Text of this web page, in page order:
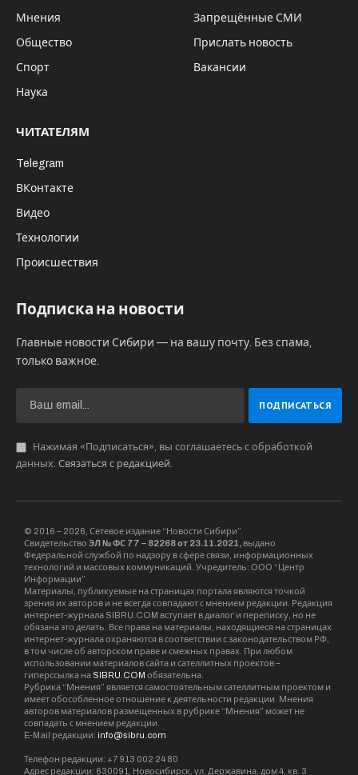
Мнения
Общество
Спорт
Наука
Запрещённые СМИ
Прислать новость
Вакансии
ЧИТАТЕЛЯМ
Telegram
ВКонтакте
Видео
Технологии
Происшествия
Подписка на новости
Главные новости Сибири — на вашу почту. Без спама,
только важное.
Нажимая «Подписаться», вы соглашаетесь с обработкой
данных. Связаться с редакцией
© 2016 – 2026, Сетевое издание “Новости Сибири”.
Свидетельство ЭЛ № ФС 77 – 82268 от 23.11.2021, выдано
Федеральной службой по надзору в сфере связи, информационных
технологий и массовых коммуникаций. Учредитель: ООО “Центр
Информации”
Материалы, публикуемые на страницах портала являются точкой
зрения их авторов и не всегда совпадают с мнением редакции. Редакция
интернет-журнала SIBRU.COM вступает в диалог и переписку, но не
обязана это делать. Все права на материалы, находящиеся на страницах
интернет-журнала охраняются в соответствии с законодательством РФ,
в том числе об авторском праве и смежных правах. При любом
использовании материалов сайта и сателлитных проектов –
гиперссылка на SIBRU.COM обязательна.
Рубрика “Мнения” является самостоятельным сателлитным проектом и
имеет обособленное отношение к деятельности редакции. Мнения
авторов материалов размещенных в рубрике “Мнения” может не
совпадать с мнением редакции.
E-Mail редакции: info@sibru.com
Телефон редакции: +7 913 002 24 80
Адрес редакции: 630091, Новосибирск, ул. Державина, дом 4, кв. 3